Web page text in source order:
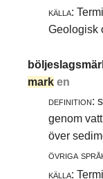
källa:
Geologisk
mark en
definition:
genom
över
övriga
källa: